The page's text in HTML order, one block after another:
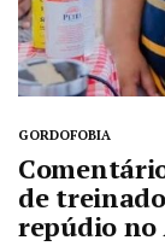
GORDOFOBIA
de
repúdio no